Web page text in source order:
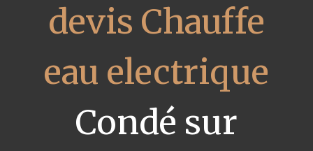
devis Chauffe
eau electrique
Condé sur